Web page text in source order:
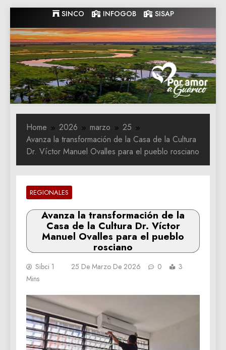
to
content
SINCO INFOGOB SISAP
Gobernacion
de Guarico
Gobernacion de Guarico
Home 2026 marzo
25
Avanza la transformación de la Casa de la Cultura
Dr. Víctor Manuel Ovalles para el pueblo rosciano
REGIONALES
Avanza la transformación de la
Casa de la Cultura Dr. Víctor
Manuel Ovalles para el pueblo
rosciano
Sibci 1 25 De Marzo De 2026 0
3
Mins